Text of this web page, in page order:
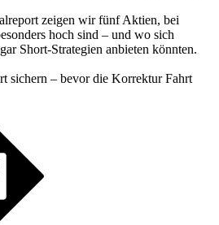
zeigen wir fünf Aktien, bei
hoch sind – und wo sich
Short-Strategien anbieten könnten.
sichern – bevor die Korrektur Fahrt